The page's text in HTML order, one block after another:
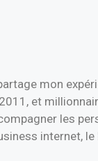
mon
et
les
internet,